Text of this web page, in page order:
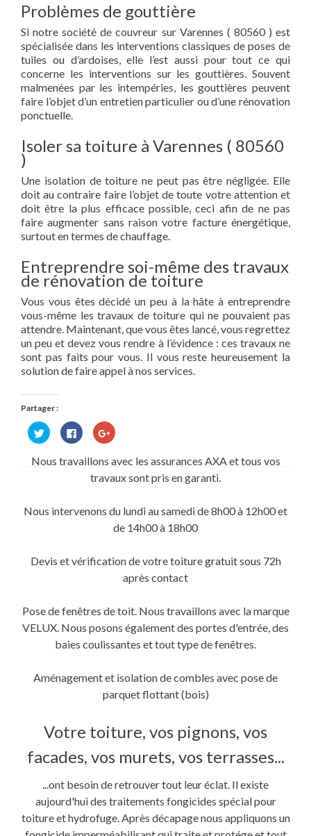
Problèmes de gouttière
Si notre société de couvreur sur Varennes ( 80560 ) est
spécialisée dans les interventions classiques de poses de
tuiles ou d’ardoises, elle l’est aussi pour tout ce qui
concerne les interventions sur les gouttières. Souvent
malmenées par les intempéries, les gouttières peuvent
faire l’objet d’un entretien particulier ou d’une rénovation
ponctuelle.
Isoler sa toiture à Varennes ( 80560
)
Une isolation de toiture ne peut pas être négligée. Elle
doit au contraire faire l’objet de toute votre attention et
doit être la plus efficace possible, ceci afin de ne pas
faire augmenter sans raison votre facture énergétique,
surtout en termes de chauffage.
Entreprendre soi-même des travaux
de rénovation de toiture
Vous vous êtes décidé un peu à la hâte à entreprendre
vous-même les travaux de toiture qui ne pouvaient pas
attendre. Maintenant, que vous êtes lancé, vous regrettez
un peu et devez vous rendre à l’évidence : ces travaux ne
sont pas faits pour vous. Il vous reste heureusement la
solution de faire appel à nos services.
Partager :
Cliquez
pour
partager
Twitter(ouvre
Cliquez
pour
partager
sur
Facebook(ouvre
dans
une
Cliquez
pour
Google+
dans
fenêtre)
Nous travaillons avec les assurances AXA et tous vos
travaux sont pris en garanti.
Nous intervenons du lundi au samedi de 8h00 à 12h00 et
de 14h00 à 18h00
Devis et vérification de votre toiture gratuit sous 72h
après contact
Pose de fenêtres de toit. Nous travaillons avec la marque
VELUX. Nous posons également des portes d'entrée, des
baies coulissantes et tout type de fenêtres.
Aménagement et isolation de combles avec pose de
parquet flottant (bois)
Votre toiture, vos pignons, vos
facades, vos murets, vos terrasses...
...ont besoin de retrouver tout leur éclat. Il existe
aujourd'hui des traitements fongicides spécial pour
toiture et hydrofuge. Après décapage nous appliquons un